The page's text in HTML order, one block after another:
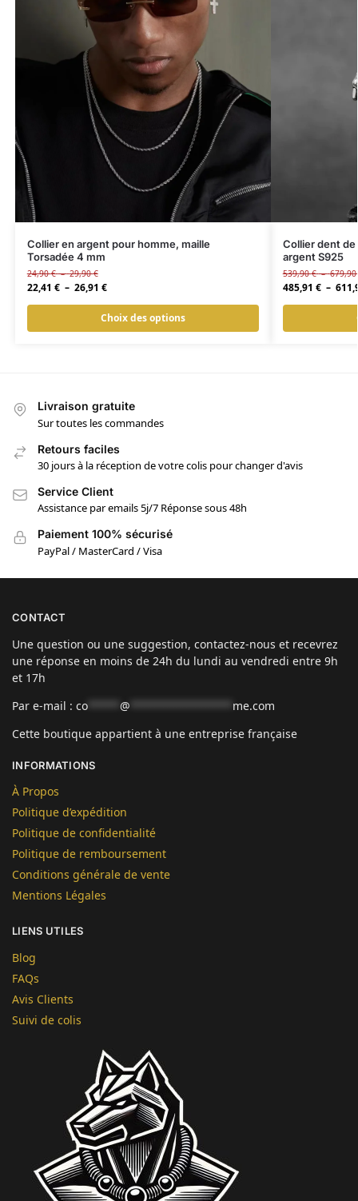
Collier en argent pour homme, maille
Torsadée 4 mm
24,90€ – 29,90€
22,41 € – 26,91 €
Choix des options
Collier dent
argent S925
539,90€ – 679,90
485,91 € –
Livraison gratuite
Sur toutes les commandes
Retours faciles
30 jours à la réception de votre colis pour changer d'avis
Service Client
Assistance par emails 5j/7 Réponse sous 48h
Paiement 100% sécurisé
PayPal / MasterCard / Visa
CONTACT
Une question ou une suggestion, contactez-nous et recevrez
une réponse en moins de 24h du lundi au vendredi entre 9h
et 17h
Par e-mail : co @
me.com
Cette boutique appartient à une entreprise française
INFORMATIONS
À Propos
Politique d’expédition
Politique de confidentialité
Politique de remboursement
Conditions générale de vente
Mentions Légales
LIENS UTILES
Blog
FAQs
Avis Clients
Suivi de colis